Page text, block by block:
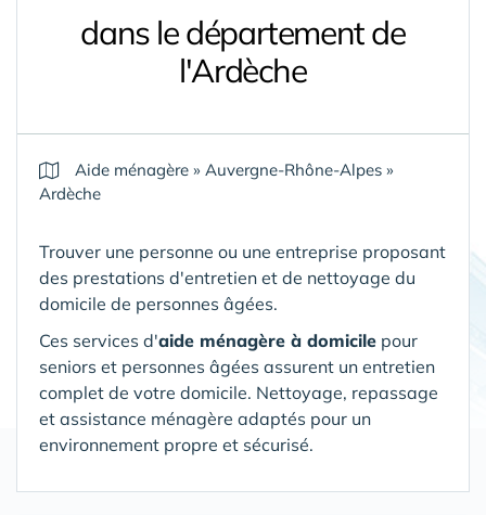
dans le département de
l'Ardèche
Aide ménagère » Auvergne-Rhône-Alpes »
Ardèche
Trouver une personne ou une entreprise proposant
des prestations d'entretien et de nettoyage du
domicile de personnes âgées.
Ces services d'aide ménagère à domicile pour
seniors et personnes âgées assurent un entretien
complet de votre domicile. Nettoyage, repassage
et assistance ménagère adaptés pour un
environnement propre et sécurisé.